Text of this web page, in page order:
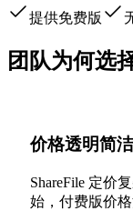
提供免费版
团队为何选
价格透明简洁
ShareFile 定价
始，付费版价格